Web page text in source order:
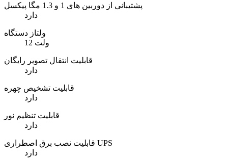
پشتیبانی از دوربین های 1 و 1.3 مگا پیکسل
دارد
ولتاز دستگاه
12 ولت
قابلیت انتقال تصویر رایگان
دارد
قابلیت تشخیص چهره
دارد
قابلیت تنظیم نور
دارد
قابلیت نصب برق اصطراری UPS
دارد